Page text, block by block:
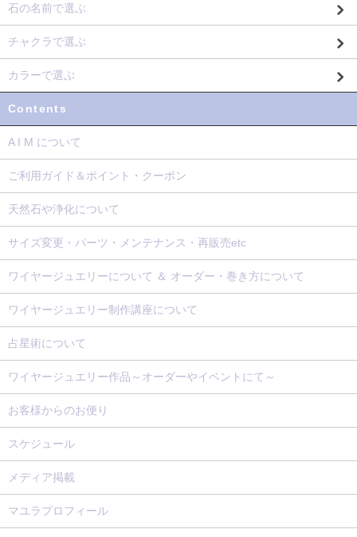
石の名前で選ぶ
チャクラで選ぶ
カラーで選ぶ
Contents
A I M について
ご利用ガイド＆ポイント・クーポン
天然石や浄化について
サイズ変更・パーツ・メンテナンス・再販売etc
ワイヤージュエリーについて ＆ オーダー・巻き方について
ワイヤージュエリー制作講座について
占星術について
ワイヤージュエリー作品～オーダーやイベントにて～
お客様からのお便り
スケジュール
メディア掲載
マユラプロフィール